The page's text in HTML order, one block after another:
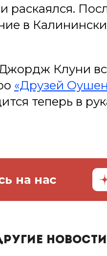
раскаялся.
в
Клуни
«Друзей
теперь в
на нас
новости